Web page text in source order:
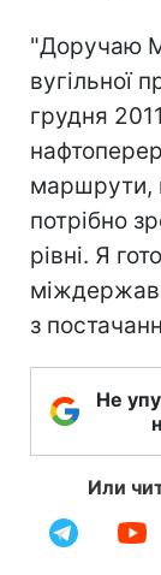
"Доручаю
вугільної
грудня
маршрути,
потрібно
рівні. Я
з
Не
Или